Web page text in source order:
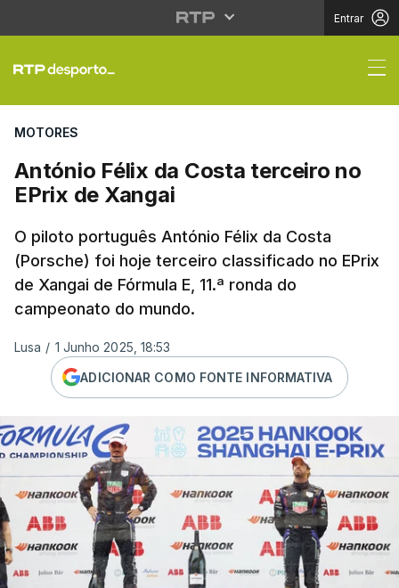
Entrar
António Félix da
MOTORES
António Félix da Costa terceiro no
EPrix de Xangai
O piloto português António Félix da Costa
(Porsche) foi hoje terceiro classificado no EPrix
de Xangai de Fórmula E, 11.ª ronda do
campeonato do mundo.
Lusa / 1 Junho 2025, 18:53
ADICIONAR COMO FONTE INFORMATIVA